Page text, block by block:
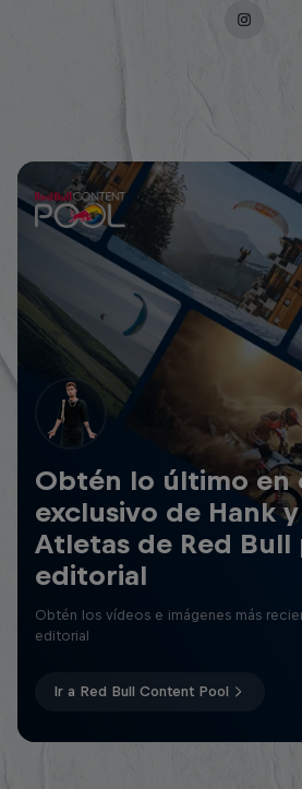
Obtén lo último en
exclusivo de Hank
Atletas de Red Bull
editorial
Obtén los vídeos e imágenes más
editorial
Ir a Red Bull Content Pool